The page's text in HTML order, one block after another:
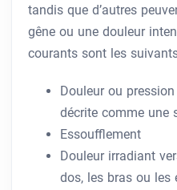
tandis que d’autres
gêne ou une douleur
courants sont les
Douleur ou
décrite comme une
Essoufflement
Douleur irradiant
dos, les bras ou les